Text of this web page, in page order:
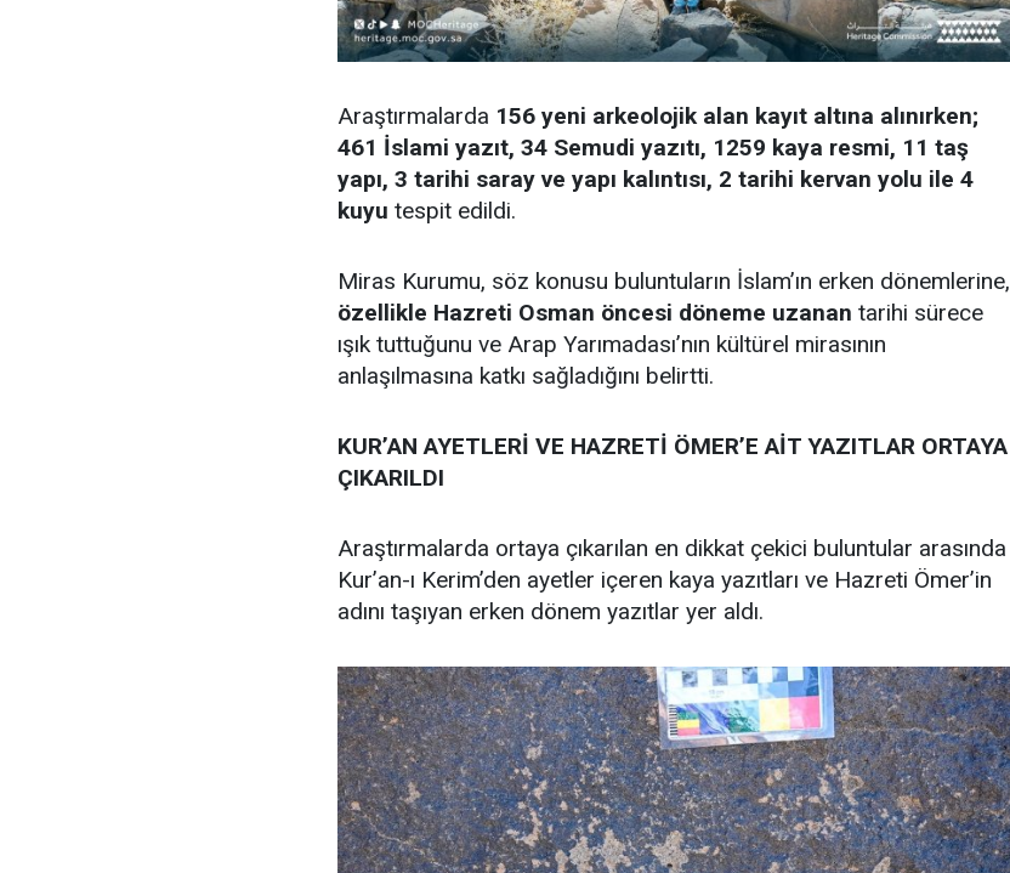
Araştırmalarda 156 yeni arkeolojik alan kayıt altına alınırken;
461 İslami yazıt, 34 Semudi yazıtı, 1259 kaya resmi, 11 taş
yapı, 3 tarihi saray ve yapı kalıntısı, 2 tarihi kervan yolu ile 4
kuyu tespit edildi.
Miras Kurumu, söz konusu buluntuların İslam’ın erken dönemlerine,
özellikle Hazreti Osman öncesi döneme uzanan tarihi sürece
ışık tuttuğunu ve Arap Yarımadası’nın kültürel mirasının
anlaşılmasına katkı sağladığını belirtti.
KUR’AN AYETLERİ VE HAZRETİ ÖMER’E AİT YAZITLAR ORTAYA
ÇIKARILDI
Araştırmalarda ortaya çıkarılan en dikkat çekici buluntular arasında
Kur’an-ı Kerim’den ayetler içeren kaya yazıtları ve Hazreti Ömer’in
adını taşıyan erken dönem yazıtlar yer aldı.